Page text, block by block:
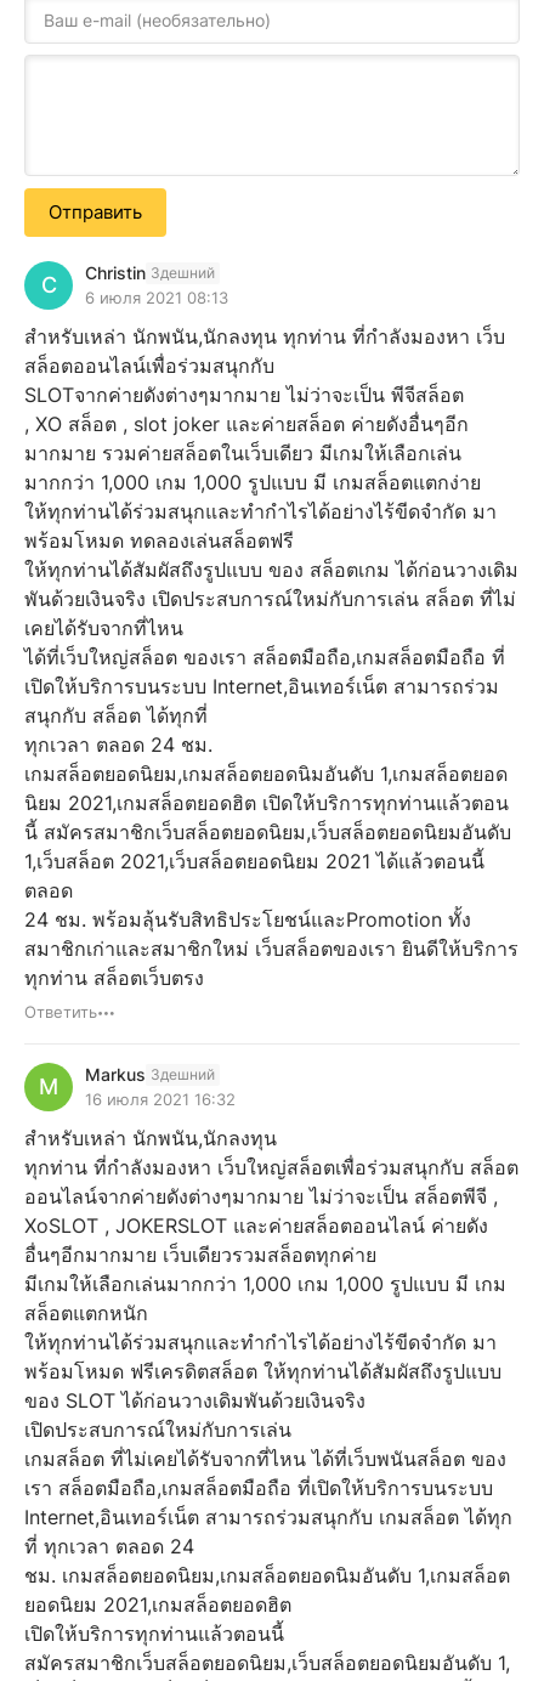
Отправить
C Christin Здешний
6 июля 2021 08:13
สำหรับเหล่า นักพนัน,นักลงทุน ทุกท่าน ที่กำลังมองหา เว็บ
สล็อตออนไลน์เพื่อร่วมสนุกกับ
SLOTจากค่ายดังต่างๆมากมาย ไม่ว่าจะเป็น พีจีสล็อต
, XO สล็อต , slot joker และค่ายสล็อต ค่ายดังอื่นๆอีก
มากมาย รวมค่ายสล็อตในเว็บเดียว มีเกมให้เลือกเล่น
มากกว่า 1,000 เกม 1,000 รูปแบบ มี เกมสล็อตแตกง่าย
ให้ทุกท่านได้ร่วมสนุกและทำกำไรได้อย่างไร้ขีดจำกัด มา
พร้อมโหมด ทดลองเล่นสล็อตฟรี
ให้ทุกท่านได้สัมผัสถึงรูปแบบ ของ สล็อตเกม ได้ก่อนวางเดิม
พันด้วยเงินจริง เปิดประสบการณ์ใหม่กับการเล่น สล็อต ที่ไม่
เคยได้รับจากที่ไหน
ได้ที่เว็บใหญ่สล็อต ของเรา สล็อตมือถือ,เกมสล็อตมือถือ ที่
เปิดให้บริการบนระบบ Internet,อินเทอร์เน็ต สามารถร่วม
สนุกกับ สล็อต ได้ทุกที่
ทุกเวลา ตลอด 24 ชม.
เกมสล็อตยอดนิยม,เกมสล็อตยอดนิมอันดับ 1,เกมสล็อตยอด
นิยม 2021,เกมสล็อตยอดฮิต เปิดให้บริการทุกท่านแล้วตอน
นี้ สมัครสมาชิกเว็บสล็อตยอดนิยม,เว็บสล็อตยอดนิยมอันดับ
1,เว็บสล็อต 2021,เว็บสล็อตยอดนิยม 2021 ได้แล้วตอนนี้
ตลอด
24 ชม. พร้อมลุ้นรับสิทธิประโยชน์และPromotion ทั้ง
สมาชิกเก่าและสมาชิกใหม่ เว็บสล็อตของเรา ยินดีให้บริการ
ทุกท่าน สล็อตเว็บตรง
Ответить
M Markus Здешний
16 июля 2021 16:32
สำหรับเหล่า นักพนัน,นักลงทุน
ทุกท่าน ที่กำลังมองหา เว็บใหญ่สล็อตเพื่อร่วมสนุกกับ สล็อต
ออนไลน์จากค่ายดังต่างๆมากมาย ไม่ว่าจะเป็น สล็อตพีจี ,
XoSLOT , JOKERSLOT และค่ายสล็อตออนไลน์ ค่ายดัง
อื่นๆอีกมากมาย เว็บเดียวรวมสล็อตทุกค่าย
มีเกมให้เลือกเล่นมากกว่า 1,000 เกม 1,000 รูปแบบ มี เกม
สล็อตแตกหนัก
ให้ทุกท่านได้ร่วมสนุกและทำกำไรได้อย่างไร้ขีดจำกัด มา
พร้อมโหมด ฟรีเครดิตสล็อต ให้ทุกท่านได้สัมผัสถึงรูปแบบ
ของ SLOT ได้ก่อนวางเดิมพันด้วยเงินจริง
เปิดประสบการณ์ใหม่กับการเล่น
เกมสล็อต ที่ไม่เคยได้รับจากที่ไหน ได้ที่เว็บพนันสล็อต ของ
เรา สล็อตมือถือ,เกมสล็อตมือถือ ที่เปิดให้บริการบนระบบ
Internet,อินเทอร์เน็ต สามารถร่วมสนุกกับ เกมสล็อต ได้ทุก
ที่ ทุกเวลา ตลอด 24
ชม. เกมสล็อตยอดนิยม,เกมสล็อตยอดนิมอันดับ 1,เกมสล็อต
ยอดนิยม 2021,เกมสล็อตยอดฮิต
เปิดให้บริการทุกท่านแล้วตอนนี้
สมัครสมาชิกเว็บสล็อตยอดนิยม,เว็บสล็อตยอดนิยมอันดับ 1,